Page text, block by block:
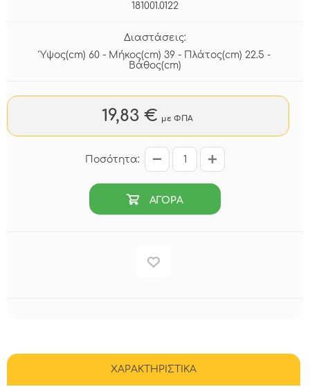
181001.0122
Διαστάσεις:
Ύψος(cm) 60 - Μήκος(cm) 39 - Πλάτος(cm) 22.5 -
Βάθος(cm)
19,83 € με ΦΠΑ
Ποσότητα:
ΑΓΟΡΑ
ΧΑΡΑΚΤΗΡΙΣΤΙΚΑ